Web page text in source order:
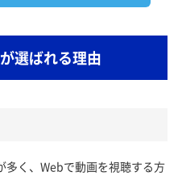
選ばれる理由
く、Webで動画を視聴する方